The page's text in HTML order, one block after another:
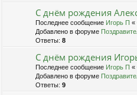
С днём рождения
Последнее сообщение Игорь П «
Добавлено в форуме
Ответы: 8
С днём рождения
Последнее сообщение Игорь П «
Добавлено в форуме
Ответы: 9